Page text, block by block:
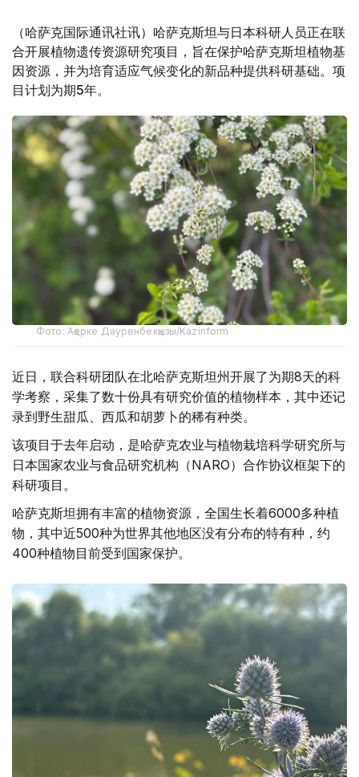
（哈萨克国际通讯社讯）哈萨克斯坦与日本科研人员正在联
合开展植物遗传资源研究项目，旨在保护哈萨克斯坦植物基
因资源，并为培育适应气候变化的新品种提供科研基础。项
目计划为期5年。
Фото: Ақерке Дәуренбекқызы/Kazinform
近日，联合科研团队在北哈萨克斯坦州开展了为期8天的科
学考察，采集了数十份具有研究价值的植物样本，其中还记
录到野生甜瓜、西瓜和胡萝卜的稀有种类。
该项目于去年启动，是哈萨克农业与植物栽培科学研究所与
日本国家农业与食品研究机构（NARO）合作协议框架下的
科研项目。
哈萨克斯坦拥有丰富的植物资源，全国生长着6000多种植
物，其中近500种为世界其他地区没有分布的特有种，约
400种植物目前受到国家保护。